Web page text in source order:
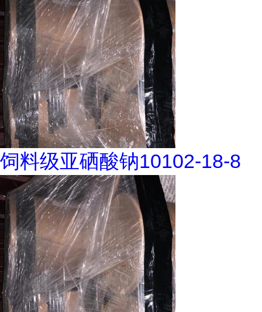
饲料级亚硒酸钠10102-18-8